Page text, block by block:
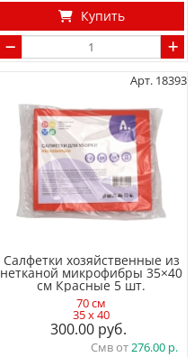
Купить
Арт. 18393
Салфетки хозяйственные из
нетканой микрофибры 35×40
см Красные 5 шт.
70 см
35 x 40
300.00
Смв от276.00